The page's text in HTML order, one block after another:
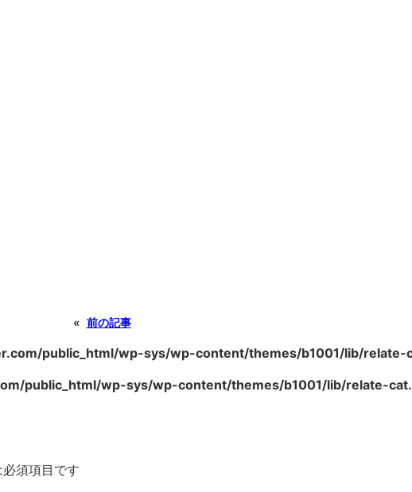
« 前の記事
public_html/wp-sys/wp-content/themes/b1001/lib/relate-
public_html/wp-sys/wp-content/themes/b1001/lib/relate-
須項目です